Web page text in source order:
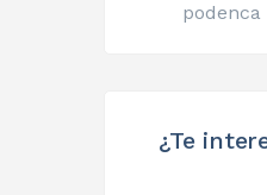
podenca
¿Te